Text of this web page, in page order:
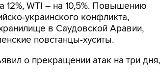
WTI – на 10,5%. Повышению
украинского конфликта,
в Саудовской Аравии,
повстанцы-хуситы.
о прекращении атак на три дня,